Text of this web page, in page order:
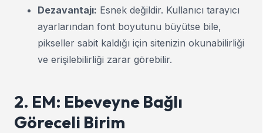
Dezavantajı: Esnek değildir. Kullanıcı tarayıcı
ayarlarından font boyutunu büyütse bile,
pikseller sabit kaldığı için sitenizin okunabilirliği
ve erişilebilirliği zarar görebilir.
2. EM: Ebeveyne Bağlı
Göreceli Birim